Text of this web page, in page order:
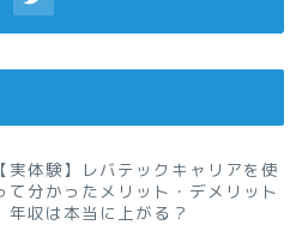
【実体験】レバテックキャリアを使
て分かったメリット・デメリット
｜年収は本当に上がる？